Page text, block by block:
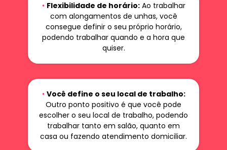
• Flexibilidade de horário:Ao trabalhar
com alongamentos de unhas, você
consegue definir o seu próprio horário,
podendo trabalhar quando e a hora que
quiser.
• Você define o seu local de trabalho:
Outro ponto positivo é que você pode
escolher o seu local de trabalho, podendo
trabalhar tanto em salão, quanto em
casa ou fazendo atendimento domiciliar.